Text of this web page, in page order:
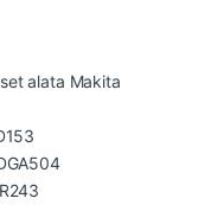
alata Makita